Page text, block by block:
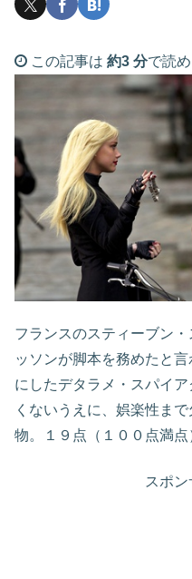
この記事は 約3 分で読め
フランスのスティーブン
ッソンが脚本を務めたと
にしたデタラメ・スパイ
くないうえに、娯楽性ま
物。１９点（１００点満点
スポン